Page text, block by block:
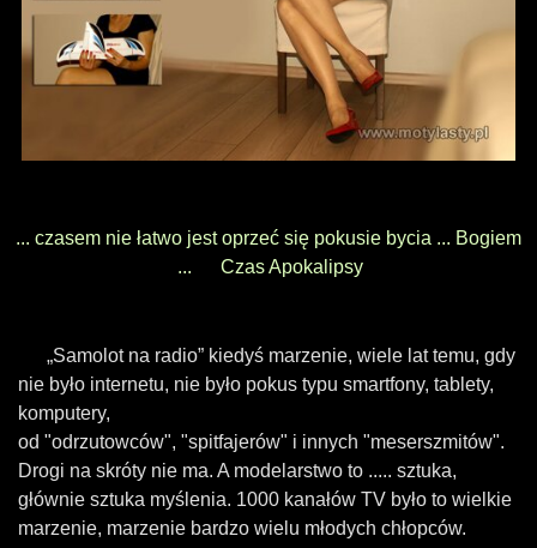
... czasem nie łatwo jest oprzeć się pokusie bycia ... Bogiem
... Czas Apokalipsy
„Samolot na radio” kiedyś marzenie, wiele lat temu, gdy
nie było internetu, nie było pokus typu smartfony, tablety,
komputery,
od "odrzutowców", "spitfajerów" i innych "meserszmitów".
Drogi na skróty nie ma. A modelarstwo to ..... sztuka,
głównie sztuka myślenia. 1000 kanałów TV było to wielkie
marzenie, marzenie bardzo wielu młodych chłopców.